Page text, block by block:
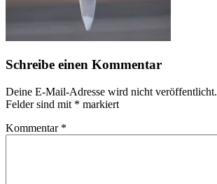
Schreibe einen Kommentar
Deine E-Mail-Adresse wird nicht veröffentlicht.
Felder sind mit * markiert
Kommentar *